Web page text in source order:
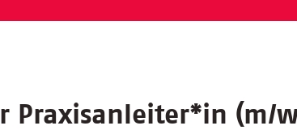
r Praxisanleiter*in (m/